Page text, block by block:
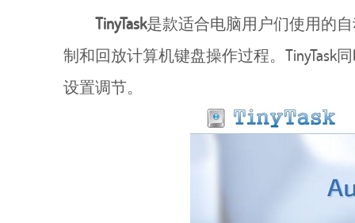
TinyTask是款适合电脑用户们使用的
制和回放计算机键盘操作过程。
设置调节。